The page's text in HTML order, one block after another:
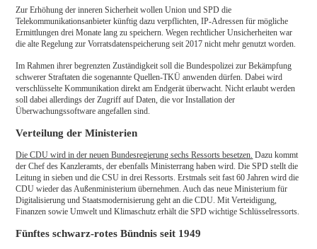
Zur Erhöhung der inneren Sicherheit wollen Union und SPD die
Telekommunikationsanbieter künftig dazu verpflichten, IP-Adressen für mögliche
Ermittlungen drei Monate lang zu speichern. Wegen rechtlicher Unsicherheiten war
die alte Regelung zur Vorratsdatenspeicherung seit 2017 nicht mehr genutzt worden.
Im Rahmen ihrer begrenzten Zuständigkeit soll die Bundespolizei zur Bekämpfung
schwerer Straftaten die sogenannte Quellen-TKÜ anwenden dürfen. Dabei wird
verschlüsselte Kommunikation direkt am Endgerät überwacht. Nicht erlaubt werden
soll dabei allerdings der Zugriff auf Daten, die vor Installation der
Überwachungssoftware angefallen sind.
Verteilung der Ministerien
Die CDU wird in der neuen Bundesregierung sechs Ressorts besetzen. Dazu kommt
der Chef des Kanzleramts, der ebenfalls Ministerrang haben wird. Die SPD stellt die
Leitung in sieben und die CSU in drei Ressorts. Erstmals seit fast 60 Jahren wird die
CDU wieder das Außenministerium übernehmen. Auch das neue Ministerium für
Digitalisierung und Staatsmodernisierung geht an die CDU. Mit Verteidigung,
Finanzen sowie Umwelt und Klimaschutz erhält die SPD wichtige Schlüsselressorts.
Fünftes schwarz-rotes Bündnis seit 1949